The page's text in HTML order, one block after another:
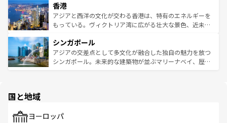
とつ。フォーやバインミー、ベトナムコーヒーなどは、ぜ
ひ現地で味わいたい。どの地域を訪れてもあたたかい人々
が旅行者を迎えてくれるので、きっと忘れられない旅にな
参照してほしい。
の活気が交差している。北部ではチェンマイなどの山岳地
帯で自然と触れ合い、南部ではプーケットやクラビの美し
いビーチでリゾート気分を楽しむことができる。タイ料理
激する。気候は一年中温暖で、どの季節にも異なる楽しみ
が待っている。親しみやすいタイの人々、仏教を中心とし
た文化、そして多様な観光資源が、訪れる旅人を魅了し続
香港
アジアと西洋の文化が交わる香港は、特有のエネルギーを
もっている。ヴィクトリア湾に広がる壮大な景色、近未来
み、どこを訪れても感動するはず。観光スポットが密集し
ており、効率よく見どころを回れるのも魅力。息をのむよ
うな絶景から文化的な体験まで、香港を存分に楽しみ尽く
シンガポール
アジアの交差点として多文化が融合した独自の魅力を放つ
シンガポール。未来的な建築物が並ぶマリーナベイ、歴史
で、ホーカーズは地元の風情を楽しめる外せないスポット
国と地域
ヨーロッパ